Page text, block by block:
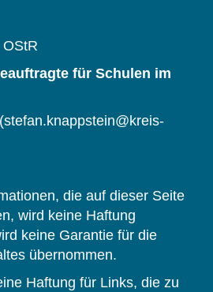
für Schulen im
die auf dieser Seite
wird keine Haftung
keine Garantie für die
übernommen.
Haftung für Links, die zu